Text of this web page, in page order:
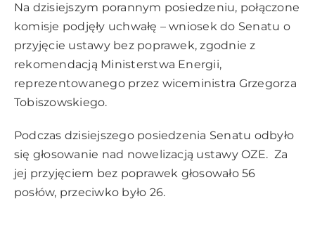
Na dzisiejszym porannym posiedzeniu, połączone
komisje podjęły uchwałę – wniosek do Senatu o
przyjęcie ustawy bez poprawek, zgodnie z
rekomendacją Ministerstwa Energii,
reprezentowanego przez wiceministra Grzegorza
Tobiszowskiego.
Podczas dzisiejszego posiedzenia Senatu odbyło
się głosowanie nad nowelizacją ustawy OZE. Za
jej przyjęciem bez poprawek głosowało 56
posłów, przeciwko było 26.